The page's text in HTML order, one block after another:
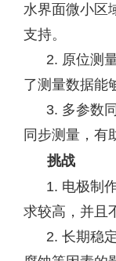
水界面微小区
支持。
2. 原位测
了测量数据能
3. 多参数
同步测量，有
挑战
1. 电极制
求较高，并且
2. 长期稳